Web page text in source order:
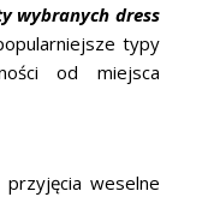
wybranych dress
typy
od miejsca
przyjęcia weselne